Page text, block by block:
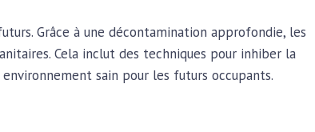
Grâce à une décontamination approfondie, les
Cela inclut des techniques pour inhiber la
sain pour les futurs occupants.